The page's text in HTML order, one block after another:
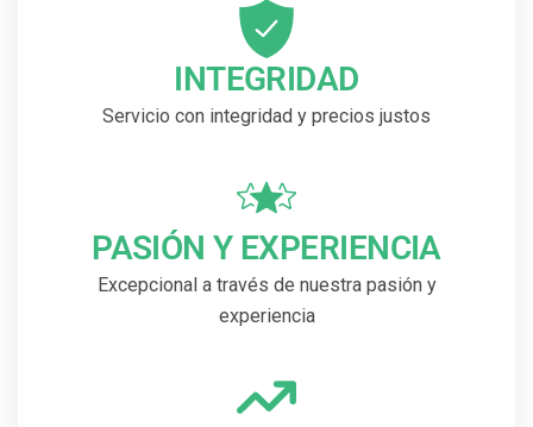
INTEGRIDAD
Servicio con integridad y precios justos
PASIÓN Y EXPERIENCIA
Excepcional a través de nuestra pasión y
experiencia